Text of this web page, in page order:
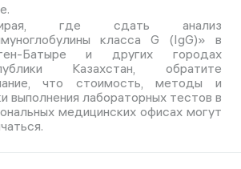
где сдать анализ
класса G (IgG)» в
Батыре и других городах
Казахстан, обратите
что стоимость, методы и
выполнения лабораторных тестов в
медицинских офисах могут